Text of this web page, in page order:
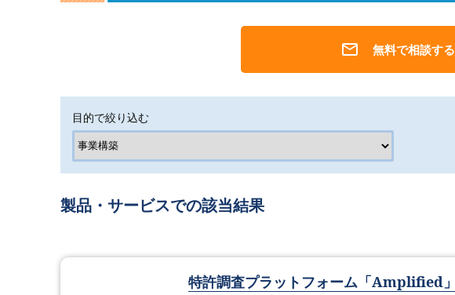
無料で相談する
目的で絞り込む
製品・サービスでの該当結果
特許調査プラットフォーム「Amplified」